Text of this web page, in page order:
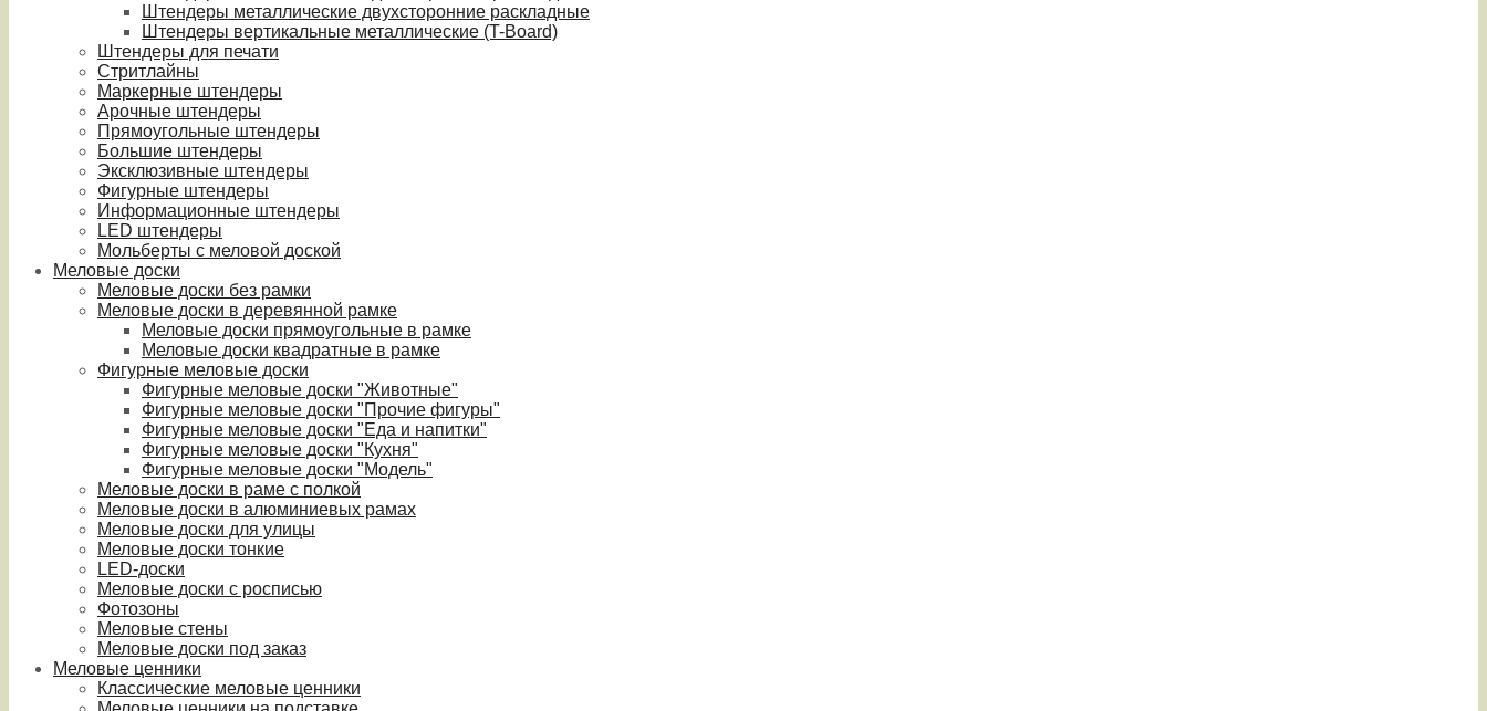
Штендеры металлические двухсторонние раскладные
Штендеры вертикальные металлические (T-Board)
Штендеры для печати
Стритлайны
Маркерные штендеры
Арочные штендеры
Прямоугольные штендеры
Большие штендеры
Эксклюзивные штендеры
Фигурные штендеры
Информационные штендеры
LED штендеры
Мольберты с меловой доской
Меловые доски
Меловые доски без рамки
Меловые доски в деревянной рамке
Меловые доски прямоугольные в рамке
Меловые доски квадратные в рамке
Фигурные меловые доски
Фигурные меловые доски "Животные"
Фигурные меловые доски "Прочие фигуры"
Фигурные меловые доски "Еда и напитки"
Фигурные меловые доски "Кухня"
Фигурные меловые доски "Модель"
Меловые доски в раме с полкой
Меловые доски в алюминиевых рамах
Меловые доски для улицы
Меловые доски тонкие
LED-доски
Меловые доски с росписью
Фотозоны
Меловые стены
Меловые доски под заказ
Меловые ценники
Классические меловые ценники